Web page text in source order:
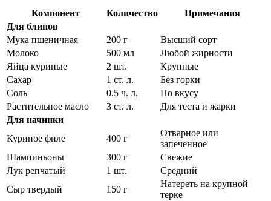
Компонент Количество
Примечания
Для блинов
Мука пшеничная
200 г
Высший сорт
Молоко
500 мл
Любой жирности
Яйца куриные
2 шт.
Крупные
Сахар
1 ст. л.
Без горки
Соль
0.5 ч. л.
По вкусу
Растительное масло
3 ст. л.
Для теста и жарки
Для начинки
Куриное филе
400 г
Отварное или
запеченное
Шампиньоны
300 г
Свежие
Лук репчатый
1 шт.
Средний
Сыр твердый
150 г
Натереть на крупной
терке